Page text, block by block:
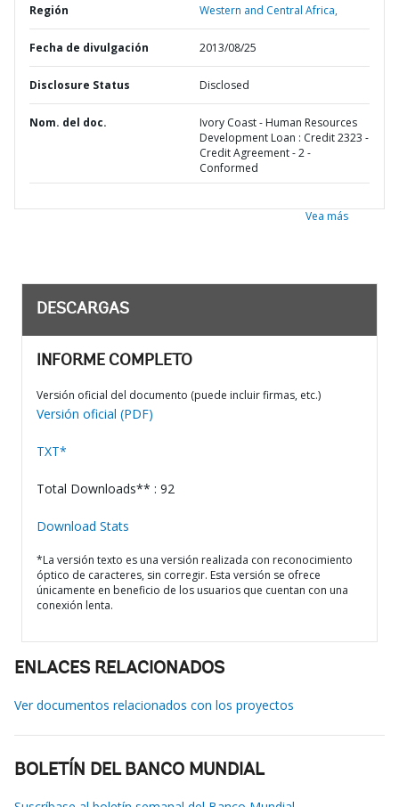
Región Western and Central Africa,
Fecha de divulgación 2013/08/25
Disclosure Status Disclosed
Nom. del doc.
Ivory Coast - Human Resources
Development Loan : Credit 2323 -
Credit Agreement - 2 -
Conformed
Vea más
DESCARGAS
INFORME COMPLETO
Versión oficial del documento (puede incluir firmas, etc.)
Versión oficial (PDF)
TXT*
Total Downloads** : 92
Download Stats
*La versión texto es una versión realizada con reconocimiento
óptico de caracteres, sin corregir. Esta versión se ofrece
únicamente en beneficio de los usuarios que cuentan con una
conexión lenta.
ENLACES RELACIONADOS
Ver documentos relacionados con los proyectos
BOLETÍN DEL BANCO MUNDIAL